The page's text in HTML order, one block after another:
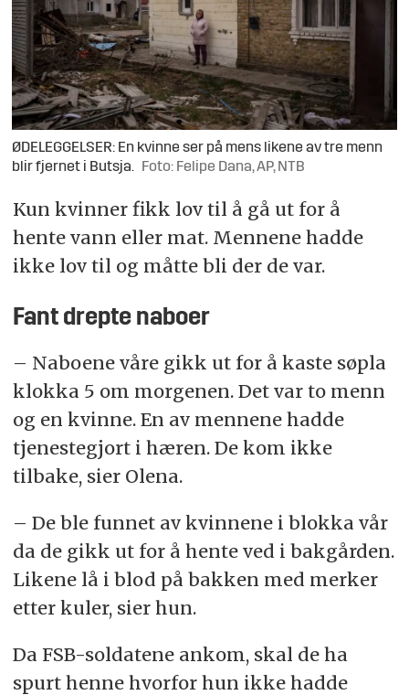
ØDELEGGELSER: En kvinne ser på mens likene av tre menn
blir fjernet i Butsja.
Foto: Felipe Dana, AP, NTB
Kun kvinner fikk lov til å gå ut for å
hente vann eller mat. Mennene hadde
ikke lov til og måtte bli der de var.
Fant drepte naboer
– Naboene våre gikk ut for å kaste søpla
klokka 5 om morgenen. Det var to menn
og en kvinne. En av mennene hadde
tjenestegjort i hæren. De kom ikke
tilbake, sier Olena.
– De ble funnet av kvinnene i blokka vår
da de gikk ut for å hente ved i bakgården.
Likene lå i blod på bakken med merker
etter kuler, sier hun.
Da FSB-soldatene ankom, skal de ha
spurt henne hvorfor hun ikke hadde